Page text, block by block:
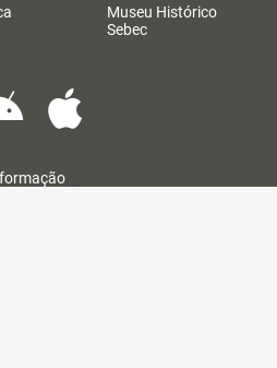
Museu Histórico
Sebec